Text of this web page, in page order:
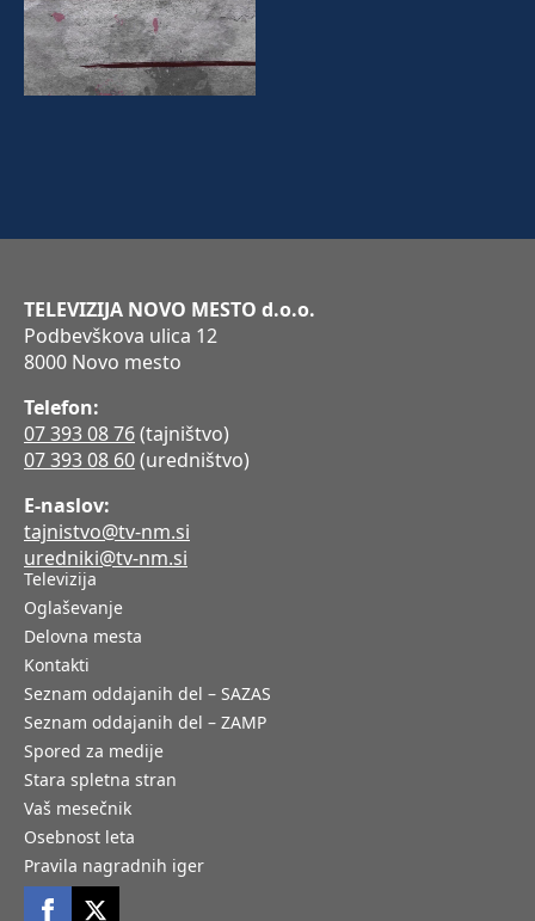
TELEVIZIJA NOVO MESTO d.o.o.
Podbevškova ulica 12
8000 Novo mesto
Telefon:
07 393 08 76(tajništvo)
07 393 08 60(uredništvo)
E-naslov:
tajnistvo@tv-nm.si
uredniki@tv-nm.si
Televizija
Oglaševanje
Delovna mesta
Kontakti
Seznam oddajanih del – SAZAS
Seznam oddajanih del – ZAMP
Spored za medije
Stara spletna stran
Vaš mesečnik
Osebnost leta
Pravila nagradnih iger